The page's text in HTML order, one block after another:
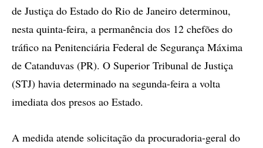
de Justiça do Estado do Rio de Janeiro determinou,
nesta quinta-feira, a permanência dos 12 chefões do
tráfico na Penitenciária Federal de Segurança Máxima
de Catanduvas (PR). O Superior Tribunal de Justiça
(STJ) havia determinado na segunda-feira a volta
imediata dos presos ao Estado.
A medida atende solicitação da procuradoria-geral do